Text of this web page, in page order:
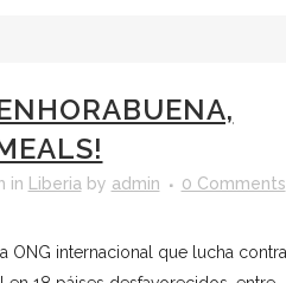
in Liberia by admin 0 Comments
ONG internacional que lucha contra